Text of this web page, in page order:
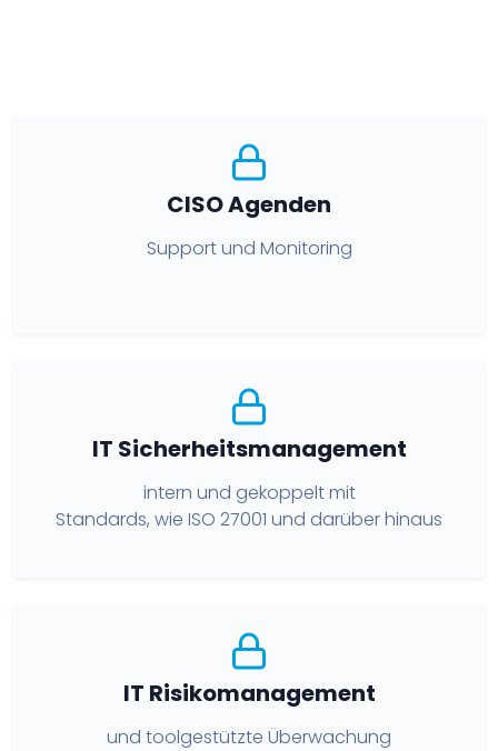
CISO Agenden
Support und Monitoring
IT Sicherheitsmanagement
intern und gekoppelt mit
Standards, wie ISO 27001 und darüber hinaus
IT Risikomanagement
und toolgestützte Überwachung